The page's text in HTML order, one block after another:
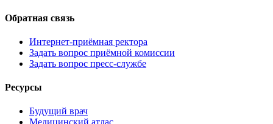
Обратная связь
Интернет-приёмная ректора
Задать вопрос приёмной комиссии
Задать вопрос пресс-службе
Ресурсы
Будущий врач